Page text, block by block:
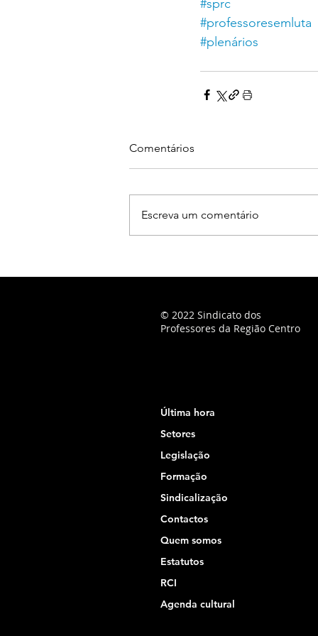
#sprc
#professoresemluta
#plenários
Comentários
Escreva um comentário
© 2022 Sindicato dos
Professores da Região Centro
Última hora
Setores
Legislação
Formação
Sindicalização
Contactos
Quem somos
Estatutos
RCI
Agenda cultural